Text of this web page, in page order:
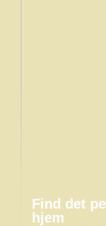
Find det
hjem